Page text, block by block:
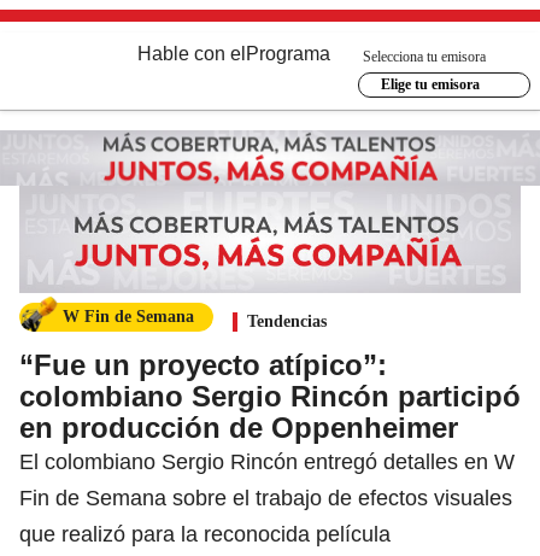
Hable con el Programa
Selecciona tu emisora
Elige tu emisora
W Fin de Semana Tendencias
“Fue un proyecto atípico”:
colombiano Sergio Rincón participó
en producción de Oppenheimer
El colombiano Sergio Rincón entregó detalles en W
Fin de Semana sobre el trabajo de efectos visuales
que realizó para la reconocida película